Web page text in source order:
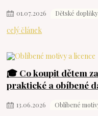
01.07.2026 Dětské
celý článek
🎓 Co koupit dětem
praktické a obíbené
13.06.2026 Oblíbené